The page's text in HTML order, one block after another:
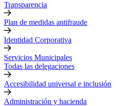
Transparencia
Plan de medidas antifraude
Identidad Corporativa
Servicios Municipales
Todas las delegaciones
Accesibilidad universal e inclusión
Administración y hacienda